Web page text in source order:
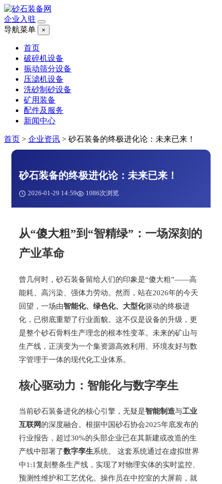
企业入驻
导航菜单
×
首页
破碎机设备
振动筛分设备
压滤机设备
洗砂制砂设备
矿用装备
配件及服务
新闻中心
首页 > 企业资讯 > 砂石装备的终极进化论：未来已来！
砂石装备的终极进化论：未来已来！
2026-01-29 14:59 1086次浏览
从“傻大粗”到“智精绿”：一场深刻的
产业革命
曾几何时，砂石装备留给人们的印象是“傻大粗”——高
能耗、高污染、强体力劳动。然而，站在2026年的今天
回望，一场由智能化、绿色化、大型化驱动的终极进
化，已彻底重塑了行业面貌。这不仅是设备的升级，更
是整个砂石骨料生产理念的根本性变革。未来的矿山与
生产线，正演变为一个集资源高效利用、环境友好与数
字管理于一体的现代化工业体系。
核心驱动力：智能化与数字孪生
当前砂石装备进化的核心引擎，无疑是智能制造与工业
互联网的深度融合。根据中国砂石协会2025年底发布的
行业报告，超过30%的头部企业已在其新建或改造的生
产线中部署了数字孪生系统。 这套系统通过在虚拟世界
中1:1复刻整条生产线，实现了对物理实体的实时监控、
预测性维护和工艺优化。操作员在中控室的大屏前，就